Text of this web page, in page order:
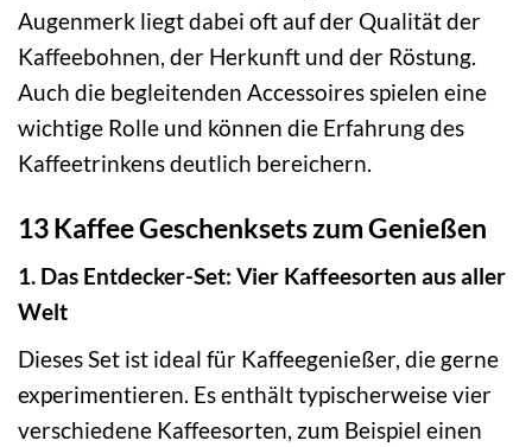
Augenmerk liegt dabei oft auf der Qualität der
Kaffeebohnen, der Herkunft und der Röstung.
Auch die begleitenden Accessoires spielen eine
wichtige Rolle und können die Erfahrung des
Kaffeetrinkens deutlich bereichern.
13 Kaffee Geschenksets zum Genießen
1. Das Entdecker-Set: Vier Kaffeesorten aus aller
Welt
Dieses Set ist ideal für Kaffeegenießer, die gerne
experimentieren. Es enthält typischerweise vier
verschiedene Kaffeesorten, zum Beispiel einen